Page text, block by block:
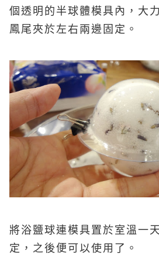
個透明的半球體模具內，大
鳳尾夾於左右兩邊固定。
將浴鹽球連模具置於室溫一
定，之後便可以使用了。